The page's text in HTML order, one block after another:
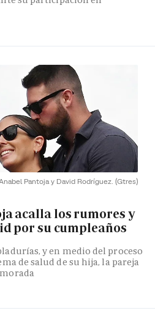
Pantoja y David Rodríguez. (Gtres)
acalla los rumores y
por su cumpleaños
y en medio del proceso
de salud de su hija, la pareja